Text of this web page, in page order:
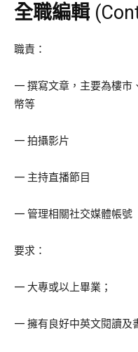
全職編輯
職責：
— 撰寫文章，主要為樓市
幣等
— 拍攝影片
— 主持直播節目
— 管理相關社交媒體帳號
要求：
— 大專或以上畢業；
— 擁有良好中英文閱讀及